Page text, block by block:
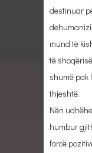
destinuar
mund të
të
shumë pak
thjeshtë.
Nën
humbur
forcë